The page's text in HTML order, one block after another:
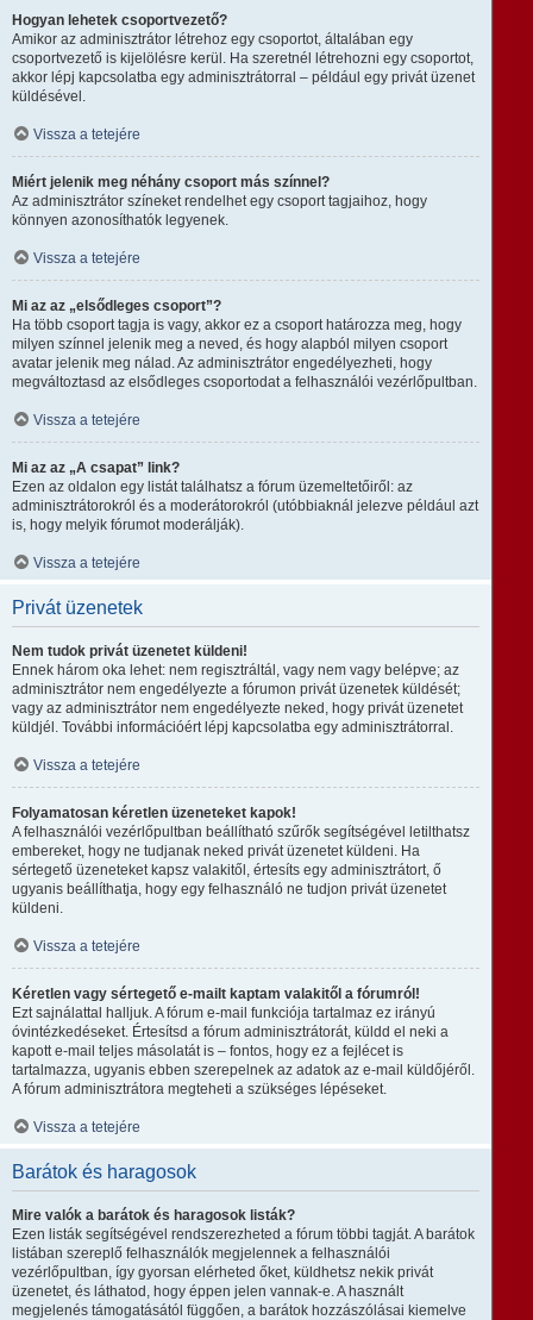
Hogyan lehetek csoportvezető?
Amikor az adminisztrátor létrehoz egy csoportot, általában egy
csoportvezető is kijelölésre kerül. Ha szeretnél létrehozni egy csoportot,
akkor lépj kapcsolatba egy adminisztrátorral – például egy privát üzenet
küldésével.
Vissza a tetejére
Miért jelenik meg néhány csoport más színnel?
Az adminisztrátor színeket rendelhet egy csoport tagjaihoz, hogy
könnyen azonosíthatók legyenek.
Vissza a tetejére
Mi az az „elsődleges csoport”?
Ha több csoport tagja is vagy, akkor ez a csoport határozza meg, hogy
milyen színnel jelenik meg a neved, és hogy alapból milyen csoport
avatar jelenik meg nálad. Az adminisztrátor engedélyezheti, hogy
megváltoztasd az elsődleges csoportodat a felhasználói vezérlőpultban.
Vissza a tetejére
Mi az az „A csapat” link?
Ezen az oldalon egy listát találhatsz a fórum üzemeltetőiről: az
adminisztrátorokról és a moderátorokról (utóbbiaknál jelezve például azt
is, hogy melyik fórumot moderálják).
Vissza a tetejére
Privát üzenetek
Nem tudok privát üzenetet küldeni!
Ennek három oka lehet: nem regisztráltál, vagy nem vagy belépve; az
adminisztrátor nem engedélyezte a fórumon privát üzenetek küldését;
vagy az adminisztrátor nem engedélyezte neked, hogy privát üzenetet
küldjél. További információért lépj kapcsolatba egy adminisztrátorral.
Vissza a tetejére
Folyamatosan kéretlen üzeneteket kapok!
A felhasználói vezérlőpultban beállítható szűrők segítségével letilthatsz
embereket, hogy ne tudjanak neked privát üzenetet küldeni. Ha
sértegető üzeneteket kapsz valakitől, értesíts egy adminisztrátort, ő
ugyanis beállíthatja, hogy egy felhasználó ne tudjon privát üzenetet
küldeni.
Vissza a tetejére
Kéretlen vagy sértegető e-mailt kaptam valakitől a fórumról!
Ezt sajnálattal halljuk. A fórum e-mail funkciója tartalmaz ez irányú
óvintézkedéseket. Értesítsd a fórum adminisztrátorát, küldd el neki a
kapott e-mail teljes másolatát is – fontos, hogy ez a fejlécet is
tartalmazza, ugyanis ebben szerepelnek az adatok az e-mail küldőjéről.
A fórum adminisztrátora megteheti a szükséges lépéseket.
Vissza a tetejére
Barátok és haragosok
Mire valók a barátok és haragosok listák?
Ezen listák segítségével rendszerezheted a fórum többi tagját. A barátok
listában szereplő felhasználók megjelennek a felhasználói
vezérlőpultban, így gyorsan elérheted őket, küldhetsz nekik privát
üzenetet, és láthatod, hogy éppen jelen vannak-e. A használt
megjelenés támogatásától függően, a barátok hozzászólásai kiemelve